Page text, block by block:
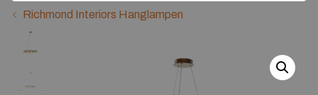
Richmond Interiors Hanglampen